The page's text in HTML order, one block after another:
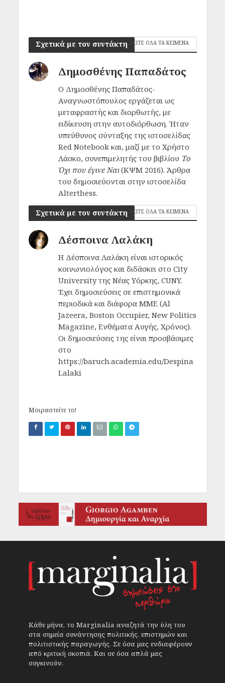
Σχετικά με τον συντάκτη ΔΕΙΤΕ ΟΛΑ ΤΑ ΚΕΙΜΕΝΑ
Δημοσθένης Παπαδάτος
Ο Δημοσθένης Παπαδάτος-
Αναγνωστόπουλος εργάζεται ως
μεταφραστής και διορθωτής, με
ειδίκευση στην αυτοδιόρθωση. Ήταν
υπεύθυνος σύνταξης της ιστοσελίδας
Red Notebook και, μαζί με το Χρήστο
Λάσκο, συνεπιμελητής του βιβλίου Το
Όχι που έγινε Ναι(ΚΨΜ 2016). Άρθρα
του δημοσιεύονται στην ιστοσελίδα
Αlterthess.
Σχετικά με τον συντάκτη ΔΕΙΤΕ ΟΛΑ ΤΑ ΚΕΙΜΕΝΑ
Δέσποινα Λαλάκη
Η Δέσποινα Λαλάκη είναι ιστορικός
κοινωνιολόγος και διδάσκει στο City
University της Νέας Υόρκης, CUNY.
Έχει δημοσιεύσεις σε επιστημονικά
περιοδικά και διάφορα ΜΜΕ (Al
Jazeera, Boston Occupier, New Politics
Magazine, Ενθέματα Αυγής, Χρόνος).
Οι δημοσιεύσεις της είναι προσβάσιμες
στο
https://baruch.academia.edu/Despina
Lalaki
Μοιραστείτε το!
Κάθε μήνα, το Marginalia αναζητά την ύλη του
στα σημεία συνάντησης πολιτικής, επιστημών και
πολιτιστικής παραγωγής. Σε όσα μας ενδιαφέρουν
από κριτική σκοπιά. Και σε όσα απλά μας
συγκινούν.